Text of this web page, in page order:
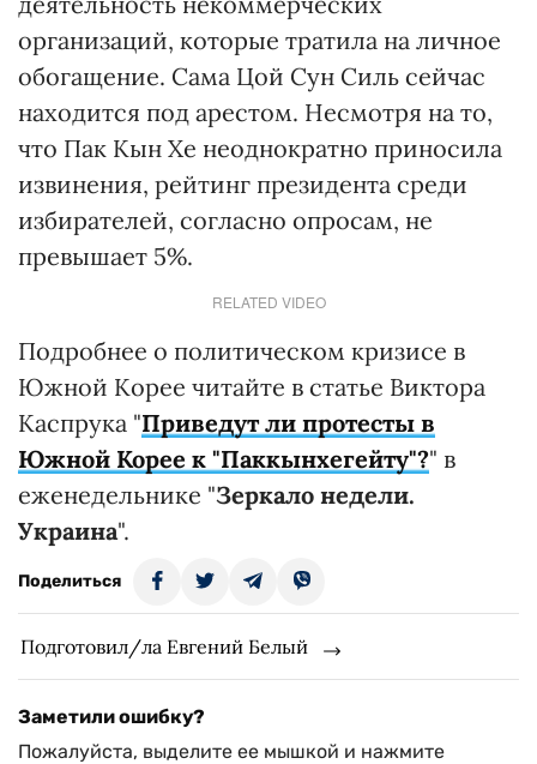
организаций, которые тратила на личное
обогащение. Сама Цой Сун Силь сейчас
находится под арестом. Несмотря на то,
что Пак Кын Хе неоднократно приносила
извинения, рейтинг президента среди
избирателей, согласно опросам, не
превышает 5%.
RELATED VIDEO
Подробнее о политическом кризисе в
Южной Корее читайте в статье Виктора
Каспрука "Приведут ли протесты в
Южной Корее к "Паккынхегейту"?" в
еженедельнике "Зеркало недели.
Украина".
Поделиться
Подготовил/ла Евгений Белый
Заметили ошибку?
Пожалуйста, выделите ее мышкой и нажмите